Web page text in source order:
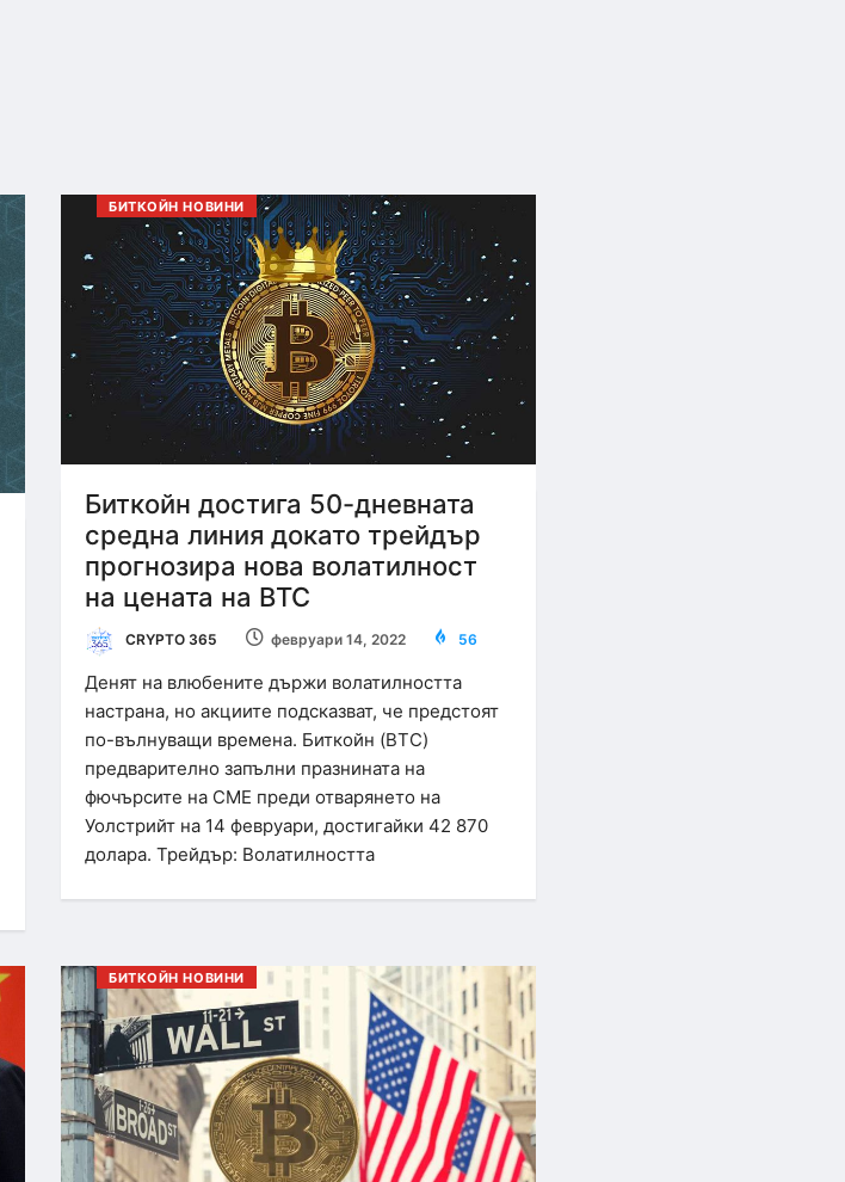
БИТКОЙН НОВИНИ
Биткойн достига 50-дневната
средна линия докато трейдър
прогнозира нова волатилност
на цената на BTC
CRYPTO 365 февруари 14, 2022 56
Денят на влюбените държи волатилността
настрана, но акциите подсказват, че предстоят
по-вълнуващи времена. Биткойн (BTC)
предварително запълни празнината на
фючърсите на CME преди отварянето на
Уолстрийт на 14 февруари, достигайки 42 870
долара. Трейдър: Волатилността
БИТКОЙН НОВИНИ